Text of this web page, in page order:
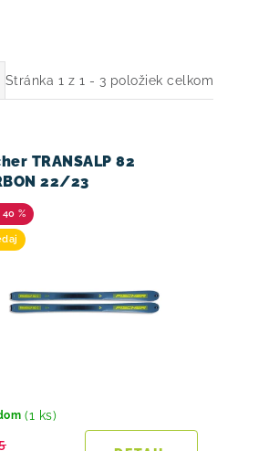
Stránka 1 z 1 - 3 položiek celkom
TRANSALP 82
22/23
40 %
(1 ks)